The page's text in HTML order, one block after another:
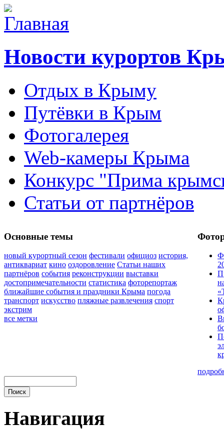
Новости курортов
Отдых в Крыму
Путёвки в Крым
Фотогалерея
Web-камеры Крыма
Конкурс "Прима
Статьи от партнёров
Основные темы
новый курортный сезон фестивали официоз история,
антиквариат кино оздоровление Статьи наших
партнёров события реконструкции выставки
достопримечательности статистика фоторепортаж
ближайшие события и праздники Крыма погода
транспорт искусство пляжные развлечения спорт
экстрим
все метки
Навигация